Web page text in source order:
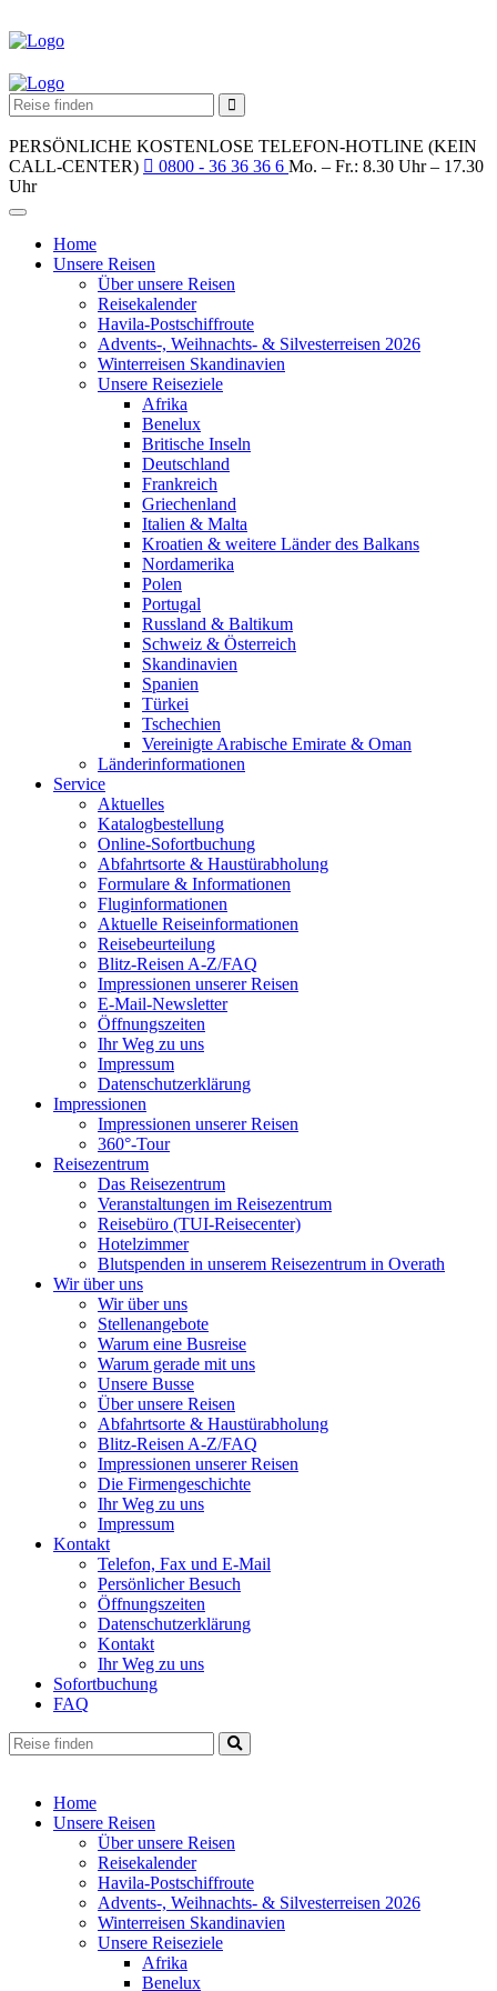
PERSÖNLICHE KOSTENLOSE TELEFON-HOTLINE (KEIN
CALL-CENTER)
0800 - 36 36 36 6 Mo. – Fr.: 8.30 Uhr – 17.30
Uhr
Home
Unsere Reisen
Über unsere Reisen
Reisekalender
Havila-Postschiffroute
Advents-, Weihnachts- & Silvesterreisen 2026
Winterreisen Skandinavien
Unsere Reiseziele
Afrika
Benelux
Britische Inseln
Deutschland
Frankreich
Griechenland
Italien & Malta
Kroatien & weitere Länder des Balkans
Nordamerika
Polen
Portugal
Russland & Baltikum
Schweiz & Österreich
Skandinavien
Spanien
Türkei
Tschechien
Vereinigte Arabische Emirate & Oman
Länderinformationen
Service
Aktuelles
Katalogbestellung
Online-Sofortbuchung
Abfahrtsorte & Haustürabholung
Formulare & Informationen
Fluginformationen
Aktuelle Reiseinformationen
Reisebeurteilung
Blitz-Reisen A-Z/FAQ
Impressionen unserer Reisen
E-Mail-Newsletter
Öffnungszeiten
Ihr Weg zu uns
Impressum
Datenschutzerklärung
Impressionen
Impressionen unserer Reisen
360°-Tour
Reisezentrum
Das Reisezentrum
Veranstaltungen im Reisezentrum
Reisebüro (TUI-Reisecenter)
Hotelzimmer
Blutspenden in unserem Reisezentrum in Overath
Wir über uns
Wir über uns
Stellenangebote
Warum eine Busreise
Warum gerade mit uns
Unsere Busse
Über unsere Reisen
Abfahrtsorte & Haustürabholung
Blitz-Reisen A-Z/FAQ
Impressionen unserer Reisen
Die Firmengeschichte
Ihr Weg zu uns
Impressum
Kontakt
Telefon, Fax und E-Mail
Persönlicher Besuch
Öffnungszeiten
Datenschutzerklärung
Kontakt
Ihr Weg zu uns
Sofortbuchung
FAQ
Home
Unsere Reisen
Über unsere Reisen
Reisekalender
Havila-Postschiffroute
Advents-, Weihnachts- & Silvesterreisen 2026
Winterreisen Skandinavien
Unsere Reiseziele
Afrika
Benelux